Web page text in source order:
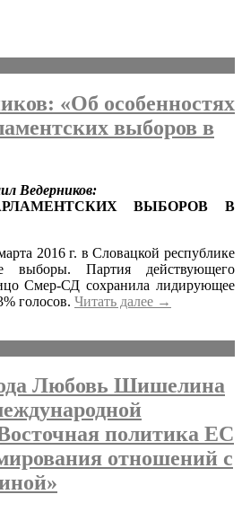
«Об особенностях
выборов в
Ведерников:
ВЫБОРОВ В
2016 г. в Словацкой республике
выборы. Партия действующего
Смер-СД сохранила лидирующее
голосов. Читать далее →
Любовь Шишелина
политика ЕС
отношений с